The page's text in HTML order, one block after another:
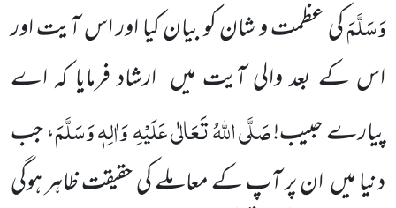
وَسَلَّمَکی عظمت و شان کو بیان کیا اوراس آیت اور
اس کے بعد والی آیت میں ارشاد فرمایاکہ اے
پیارے حبیب!صَلَّی اللّٰہُ تَعَالٰی عَلَیْہِوَاٰلِہٖ وَسَلَّمَ، جب
دنیا میںان پر آپ کے معاملے کی حقیقت ظاہر ہوگی